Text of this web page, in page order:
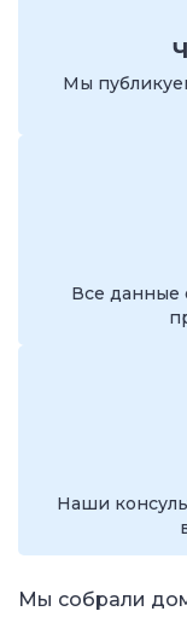
Мы
Все данные
Наши
Мы собрали